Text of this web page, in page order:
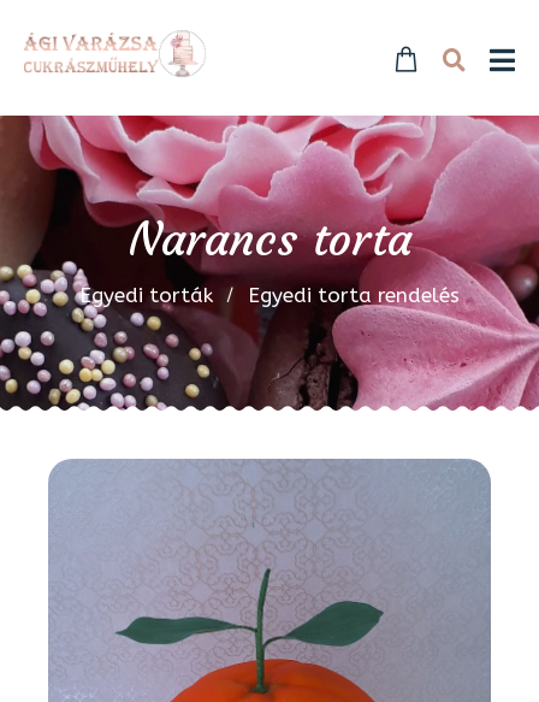
Narancs torta
Egyedi torták Egyedi torta rendelés